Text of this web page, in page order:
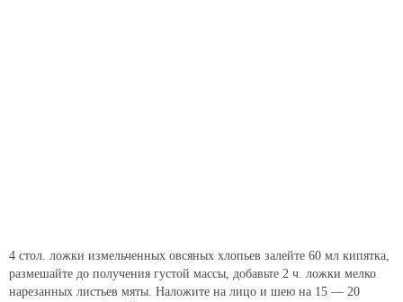
4 стол. ложки измельченных овсяных хлопьев залейте 60 мл кипятка,
размешайте до получения густой массы, добавьте 2 ч. ложки мелко
нарезанных листьев мяты. Наложите на лицо и шею на 15 — 20